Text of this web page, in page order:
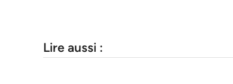
Lire aussi :